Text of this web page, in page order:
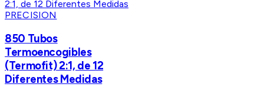
PRECISION
850 Tubos
Termoencogibles
(Termofit) 2:1, de 12
Diferentes Medidas